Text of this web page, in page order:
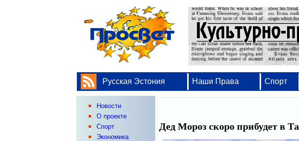
Русская Эстония Наши Права Спорт
Новости
О проекте
Спорт
Экономика
Дед Мороз скоро прибудет в